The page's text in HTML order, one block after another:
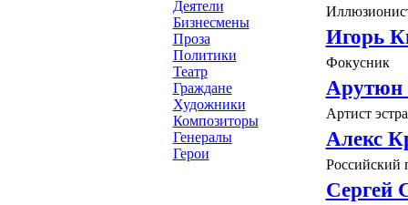
Деятели
Бизнесмены
Проза
Политики
Театр
Граждане
Художники
Композиторы
Генералы
Герои
Игорь
Фокусник
Арутюн
Артист
Алекс
Российский
Сергей